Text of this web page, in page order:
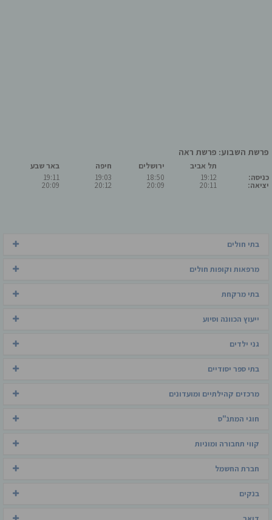
פרשת השבוע: פרשת ראה
כניסה:
יציאה:
תל אביב
19:12
20:11
ירושלים
18:50
20:09
חיפה
19:03
20:12
באר שבע
19:11
20:09
בתי חולים
מרפאות וקופות חולים
בתי מרקחת
ייעוץ הכוונה וסיוע
גני ילדים
בתי ספר יסודיים
מרכזים קהילתיים ומועדונים
חוגי המתנ"ס
קווי תחבורה ומוניות
חברת החשמל
בנקים